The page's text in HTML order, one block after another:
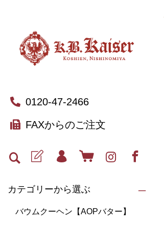
0120-47-2466
FAXからのご注文
カテゴリーから選ぶ
バウムクーヘン【AOPバター】